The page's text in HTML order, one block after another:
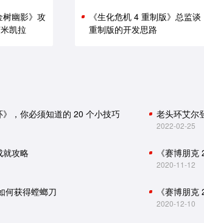
树幽影》攻
凯拉
《生化危机 4 重制版》总监谈
重制版的开发思路
，你必须知道的 20 个小技巧 老头环艾尔
2022-02-25
就攻略 《赛博朋
2020-11-12
何获得螳螂刀 《赛博朋
2020-12-10